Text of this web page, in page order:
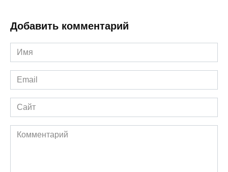
Добавить комментарий
Имя
*
Email
*
Сайт
Комментарий